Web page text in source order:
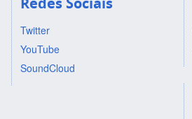
Twitter
YouTube
SoundCloud